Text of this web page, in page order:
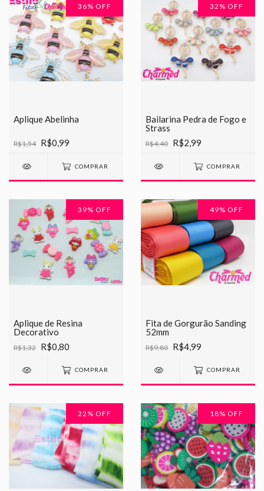
36% OFF
Aplique Abelinha
R$1,54 R$0,99
COMPRAR
32 % OFF
Bailarina Pedra de Fogo e
Strass
R$4,40 R$2,99
COMPRAR
39% OFF
Aplique de Resina
Decorativo
R$1,32 R$0,80
COMPRAR
49% OFF
Fita de Gorgurão Sanding
52mm
R$9,80 R$4,99
COMPRAR
22 % OFF 18% OFF